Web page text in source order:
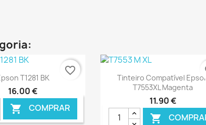
Ver+
T1281 BK
16,00 €
 COMPRAR
favorite_border Ver+
Tinteiro Compatível
T7553XL Magenta
11,90 €
